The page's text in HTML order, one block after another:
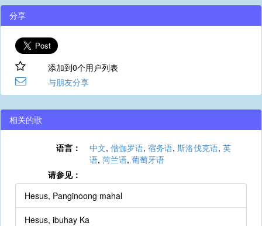
分享
添加到0个用户列表
与朋友分享
相关的歌
语言： 中文, 僧伽罗语, 宿务语, 斯洛伐克语, 英
语, 菏兰语, 葡萄牙语
请参见：
Hesus, Panginoong mahal
Hesus, ibuhay Ka